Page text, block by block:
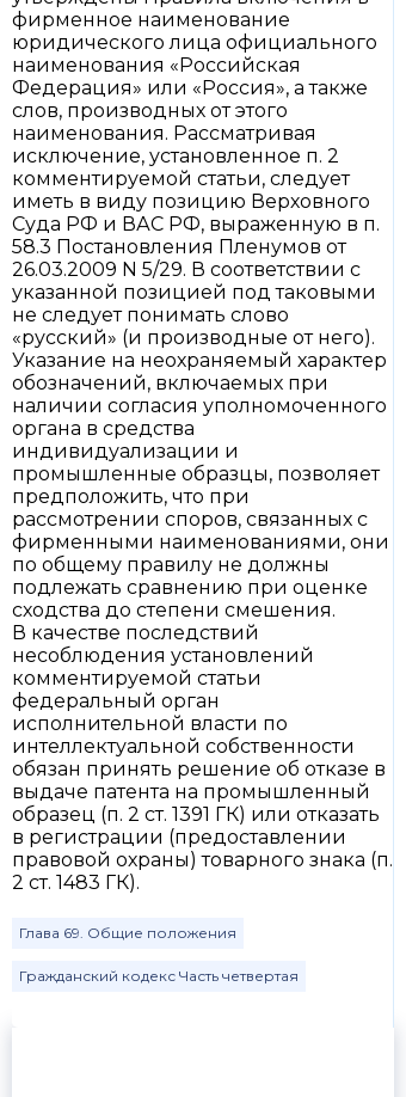
фирменное наименование
юридического лица официального
наименования «Российская
Федерация» или «Россия», а также
слов, производных от этого
наименования. Рассматривая
исключение, установленное п. 2
комментируемой статьи, следует
иметь в виду позицию Верховного
Суда РФ и ВАС РФ, выраженную в п.
58.3 Постановления Пленумов от
26.03.2009 N 5/29. В соответствии с
указанной позицией под таковыми
не следует понимать слово
«русский» (и производные от него).
Указание на неохраняемый характер
обозначений, включаемых при
наличии согласия уполномоченного
органа в средства
индивидуализации и
промышленные образцы, позволяет
предположить, что при
рассмотрении споров, связанных с
фирменными наименованиями, они
по общему правилу не должны
подлежать сравнению при оценке
сходства до степени смешения.
В качестве последствий
несоблюдения установлений
комментируемой статьи
федеральный орган
исполнительной власти по
интеллектуальной собственности
обязан принять решение об отказе в
выдаче патента на промышленный
образец (п. 2 ст. 1391 ГК) или отказать
в регистрации (предоставлении
правовой охраны) товарного знака (п.
2 ст. 1483 ГК).
Глава 69. Общие положения
Гражданский кодекс Часть четвертая